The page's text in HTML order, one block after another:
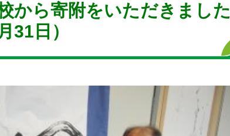
から寄附をいただきました
31日）